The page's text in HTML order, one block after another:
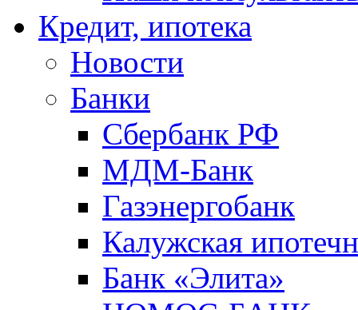
Кредит, ипотека
Новости
Банки
Сбербанк РФ
МДМ-Банк
Газэнергобанк
Калужская
Банк «Элита»